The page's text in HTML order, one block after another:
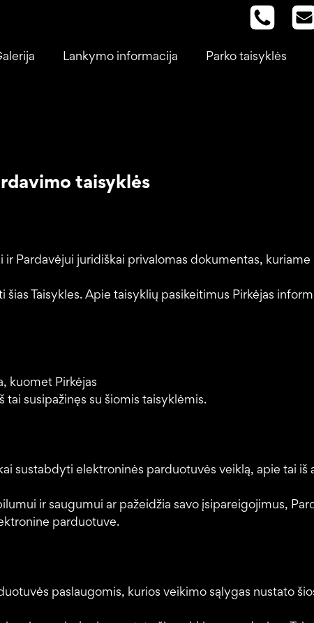
Lankymo informacija Parko taisyklės
taisyklės
ir Pardavėjui juridiškai privalomas dokumentas, kuriame
Taisykles. Apie taisyklių pasikeitimus Pirkėjas
kuomet Pirkėjas
susipažinęs su šiomis taisyklėmis.
sustabdyti elektroninės parduotuvės veiklą, apie tai iš
ir saugumui ar pažeidžia savo įsipareigojimus,
parduotuve.
paslaugomis, kurios veikimo sąlygas nustato